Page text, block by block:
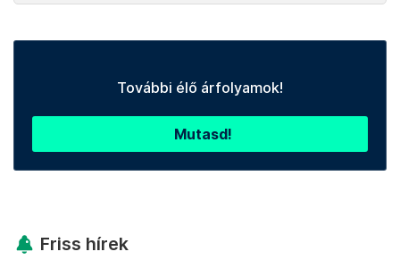
További élő árfolyamok!
Mutasd!
Friss hírek